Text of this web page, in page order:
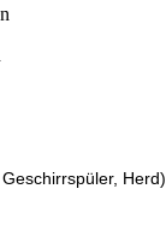
Herd)